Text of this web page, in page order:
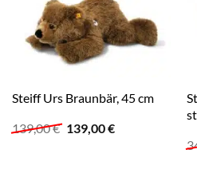
Steiff Urs Braunbär, 45 cm
139,00€ Ursprünglicher
Preis
139,00€Aktueller